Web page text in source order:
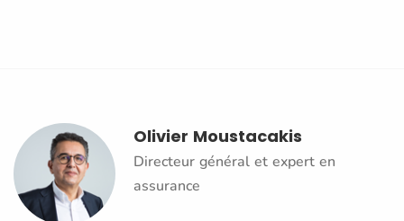
Olivier Moustacakis
Directeur général et expert en
assurance